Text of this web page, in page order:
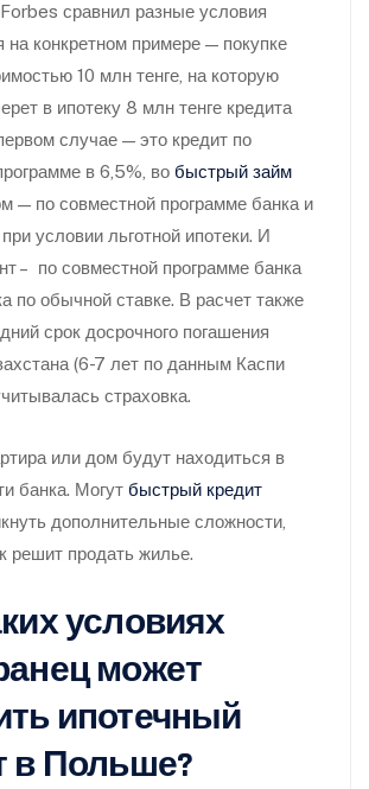
сравнил разные условия
на конкретном примере — покупке
10 млн тенге, на которую
в ипотеку 8 млн тенге кредита
случае — это кредит по
в 6,5%, во быстрый займ
— по совместной программе банка и
условии льготной ипотеки. И
– по совместной программе банка
по обычной ставке. В расчет также
срок досрочного погашения
(6-7 лет по данным Каспи
страховка.
или дом будут находиться в
банка. Могут быстрый кредит
дополнительные сложности,
решит продать жилье.
условиях
может
ипотечный
в Польше?